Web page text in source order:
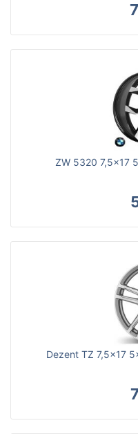
ZW 5320 7,5x17
Dezent TZ 7,5x17